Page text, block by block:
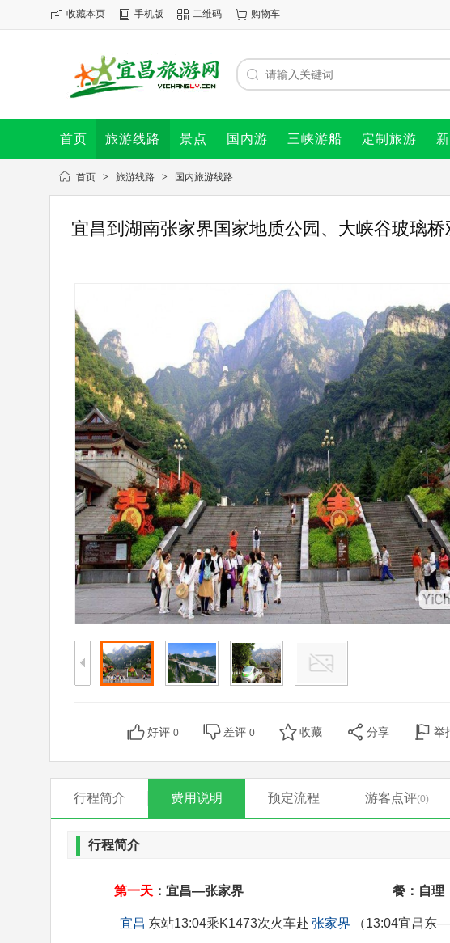
收藏本页 手机版 二维码 购物车
首页 旅游线路 景点 国内游 三峡游船 定制旅游
首页 > 旅游线路 > 国内旅游线路
宜昌到湖南张家界国家地质公园、大峡谷玻璃
好评 0 差评 0 收藏 分享 举
行程简介 费用说明 预定流程 游客点评(0)
行程简介
第一天 ：宜昌—张家界 餐：自理 住
宜昌 东站13:04乘K1473次火车赴 张家界 （13:04宜昌东